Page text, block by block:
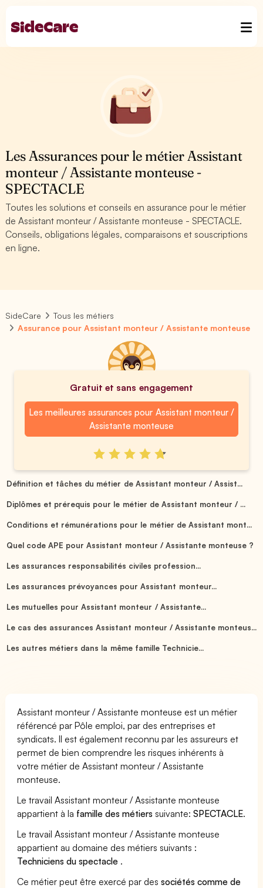
Les Assurances pour le métier Assistant
monteur / Assistante monteuse -
SPECTACLE
Toutes les solutions et conseils en assurance pour le métier
de Assistant monteur / Assistante monteuse - SPECTACLE.
Conseils, obligations légales, comparaisons et souscriptions
en ligne.
SideCare
Tous les métiers
Assurance pour Assistant monteur / Assistante monteuse
Gratuit et sans engagement
Les meilleures assurances pour Assistant monteur /
Assistante monteuse
Définition et tâches du métier de Assistant monteur / Assist...
Diplômes et prérequis pour le métier de Assistant monteur / ...
Conditions et rémunérations pour le métier de Assistant mont...
Quel code APE pour Assistant monteur / Assistante monteuse ?
Les assurances responsabilités civiles profession...
Les assurances prévoyances pour Assistant monteur...
Les mutuelles pour Assistant monteur / Assistante...
Le cas des assurances Assistant monteur / Assistante monteus...
Les autres métiers dans la même famille Technicie...
Assistant monteur / Assistante monteuse est un métier
référencé par Pôle emploi, par des entreprises et
syndicats. Il est également reconnu par les assureurs et
permet de bien comprendre les risques inhérents à
votre métier de Assistant monteur / Assistante
monteuse.
Le travail Assistant monteur / Assistante monteuse
appartient à la famille des métiers suivante:SPECTACLE.
Le travail Assistant monteur / Assistante monteuse
appartient au domaine des métiers suivants :
Techniciens du spectacle .
Ce métier peut être exercé par dessociétés comme de